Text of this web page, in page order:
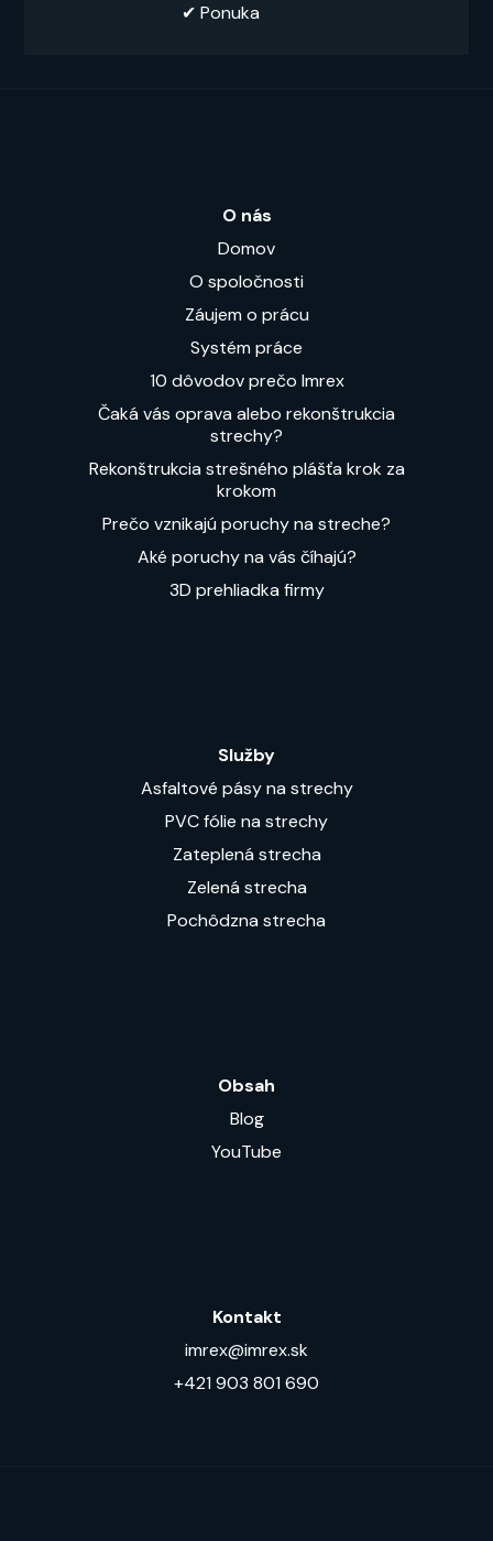
✔ Ponuka
O nás
Domov
O spoločnosti
Záujem o prácu
Systém práce
10 dôvodov prečo Imrex
Čaká vás oprava alebo rekonštrukcia
strechy?
Rekonštrukcia strešného plášťa krok za
krokom
Prečo vznikajú poruchy na streche?
Aké poruchy na vás číhajú?
3D prehliadka firmy
Služby
Asfaltové pásy na strechy
PVC fólie na strechy
Zateplená strecha
Zelená strecha
Pochôdzna strecha
Obsah
Blog
YouTube
Kontakt
imrex@imrex.sk
+421 903 801 690